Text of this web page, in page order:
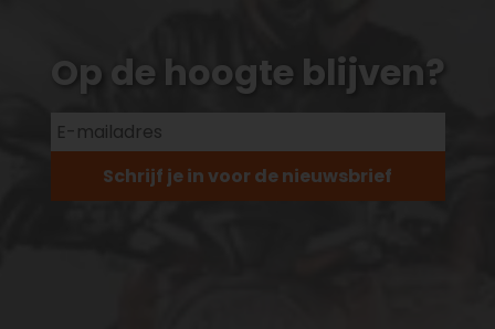
Op de hoogte blijven?
Schrijf je in voor de nieuwsbrief